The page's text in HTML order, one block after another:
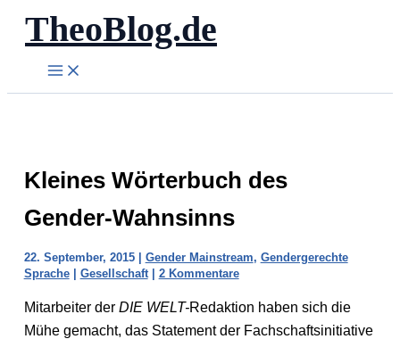
Zum
Inhalt
springen
TheoBlog.de
Kleines Wörterbuch des
Gender-Wahnsinns
22. September, 2015 | Gender Mainstream, Gendergerechte
Sprache| Gesellschaft| 2 Kommentare
Mitarbeiter der DIE WELT-Redaktion haben sich die
Mühe gemacht, das Statement der Fachschaftsinitiative